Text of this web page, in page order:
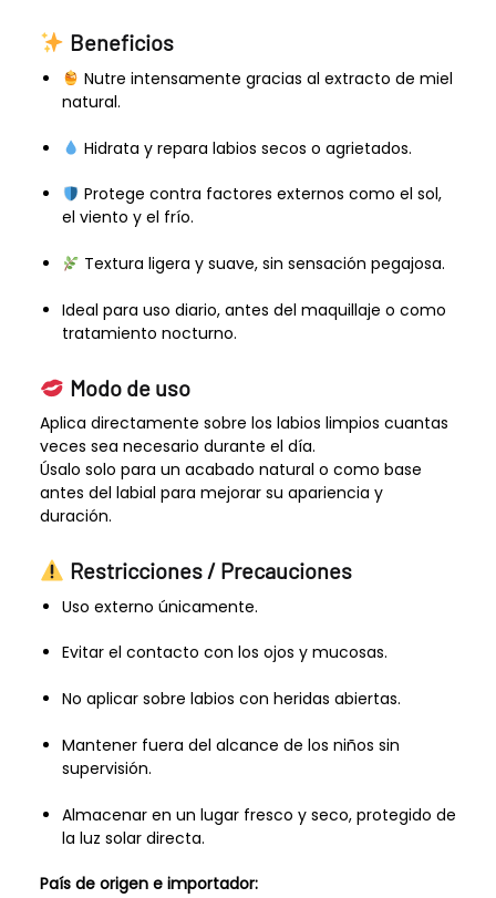
Beneficios
Nutre intensamente gracias al extracto de miel
natural.
Hidrata y repara labios secos o agrietados.
Protege contra factores externos como el sol,
el viento y el frío.
Textura ligera y suave, sin sensación pegajosa.
Ideal para uso diario, antes del maquillaje o como
tratamiento nocturno.
Modo de uso
Aplica directamente sobre los labios limpios cuantas
veces sea necesario durante el día.
Úsalo solo para un acabado natural o como base
antes del labial para mejorar su apariencia y
duración.
Restricciones / Precauciones
Uso externo únicamente.
Evitar el contacto con los ojos y mucosas.
No aplicar sobre labios con heridas abiertas.
Mantener fuera del alcance de los niños sin
supervisión.
Almacenar en un lugar fresco y seco, protegido de
la luz solar directa.
País de origen e importador: